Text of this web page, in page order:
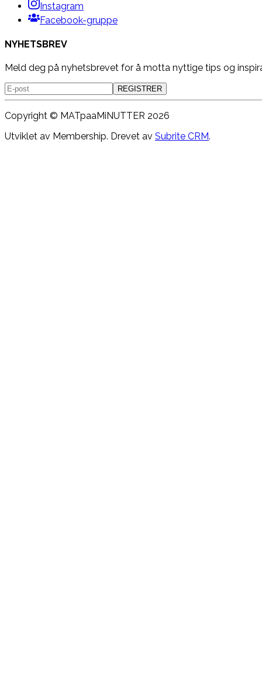
Instagram
Facebook-gruppe
NYHETSBREV
Meld deg på nyhetsbrevet for å motta nyttige tips og
REGISTRER
Copyright © MATpaaMiNUTTER 2026
Utviklet av Membership. Drevet av Subrite CRM.